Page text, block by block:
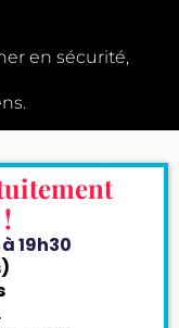
en sécurité,
à 19h30